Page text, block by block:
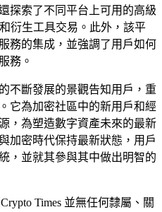
探索了不同平台上可用的高級
衍生工具交易。此外，該平
務的集成，並強調了用戶如何
務。
不斷發展的景觀告知用戶，重
它為加密社區中的新用戶和經
，為塑造數字資產未來的最新
加密時​​代保持最新狀態，用戶
，並就其參與其中做出明智的
Times 並無任何隸屬、關